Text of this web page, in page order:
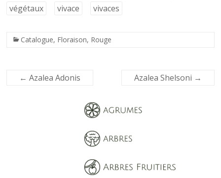
végétaux
vivace vivaces
Catalogue, Floraison, Rouge
← Azalea Adonis Azalea Shelsoni →